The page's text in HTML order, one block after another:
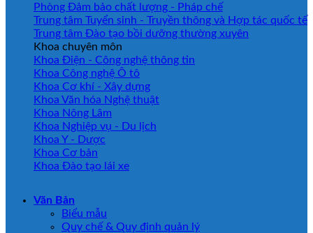
Phòng Đảm bảo chất lượng - Pháp chế
Trung tâm Tuyển sinh - Truyền thông và Hợp tác quốc tế
Trung tâm Đào tạo bồi dưỡng thường xuyên
Khoa chuyên môn
Khoa Điện - Công nghệ thông tin
Khoa Công nghệ Ô tô
Khoa Cơ khí - Xây dựng
Khoa Văn hóa Nghệ thuật
Khoa Nông Lâm
Khoa Nghiệp vụ - Du lịch
Khoa Y - Dược
Khoa Cơ bản
Khoa Đào tạo lái xe
Văn Bản
Biểu mẫu
Quy chế & Quy định quản lý